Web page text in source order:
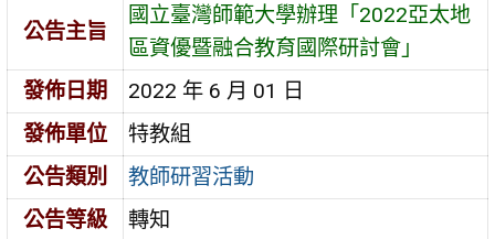
公告主旨
國立臺灣師範大學辦理「2022亞太地
區資優暨融合教育國際研討會」
發佈日期
2022 年 6 月 01 日
發佈單位
特教組
公告類別
教師研習活動
公告等級
轉知